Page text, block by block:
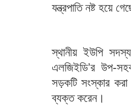
যন্ত্রপাতি নষ্ট হয়ে
স্থানীয় ইউপি
এলজিইডি’র উপ-
সড়কটি সংস্কার
ব্যক্ত করেন।